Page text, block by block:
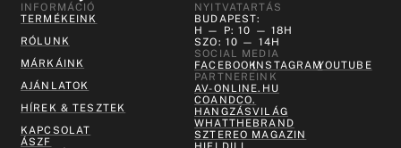
INFORMÁCIÓ
TERMÉKEINK
RÓLUNK
MÁRKÁINK
AJÁNLATOK
HÍREK & TESZTEK
KAPCSOLAT
ÁSZF
NYITVATARTÁS
BUDAPEST:
H — P: 10 — 18H
SZO: 10 — 14H
SOCIAL MEDIA
FACEBOOKINSTAGRAMYOUTUBE
PARTNEREINK
AV-ONLINE.HU
COANDCO.
HANGZÁSVILÁG
WHATTHEBRAND
SZTEREO MAGAZIN